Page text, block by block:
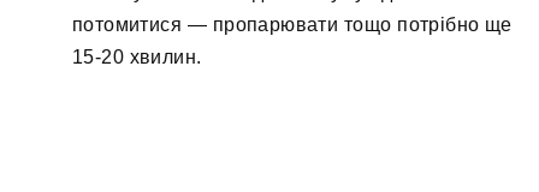
потомитися — пропарювати тощо потрібно ще
15-20 хвилин.